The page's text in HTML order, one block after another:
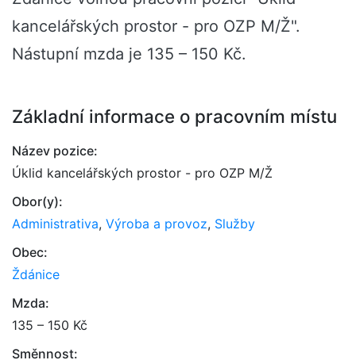
kancelářských prostor - pro OZP M/Ž".
Nástupní mzda je 135 – 150 Kč.
Základní informace o pracovním místu
Název pozice:
Úklid kancelářských prostor - pro OZP M/Ž
Obor(y):
Administrativa, Výroba a provoz, Služby
Obec:
Ždánice
Mzda:
135 – 150 Kč
Směnnost: